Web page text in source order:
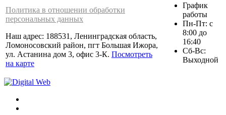
Политика в отношении обработки
персональных данных
Наш адрес: 188531, Ленинградская область,
Ломоносовский район, пгт Большая Ижора,
ул. Астанина дом 3, офис 3-К. Посмотреть
на карте
График
работы
Пн-Пт: с
8:00 до
16:40
Сб-Вс:
Выходной